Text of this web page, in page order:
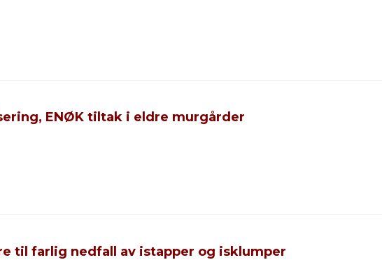
ENØK tiltak i eldre murgårder
til farlig nedfall av istapper og isklumper